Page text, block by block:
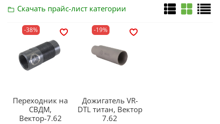
Скачать прайс-лист категории
-38%
Переходник на
СВДМ,
Вектор-7.62
-19%
Дожигатель VR-
DTL титан, Вектор
7.62